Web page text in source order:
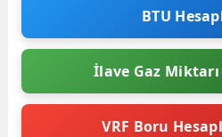
BTU
İlave Gaz
VRF Boru